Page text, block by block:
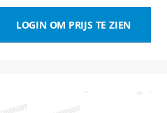
LOGIN OM PRIJS TE ZIEN